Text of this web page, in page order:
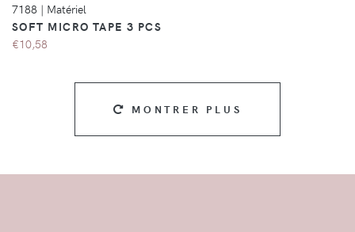
7188 | Matériel
SOFT MICRO TAPE 3 PCS
€10,58
MONTRER PLUS